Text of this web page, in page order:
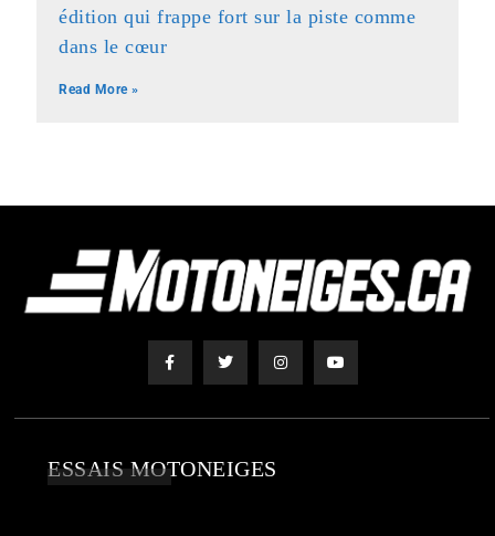
édition qui frappe fort sur la piste comme
dans le cœur
Read More »
ESSAIS MOTONEIGES